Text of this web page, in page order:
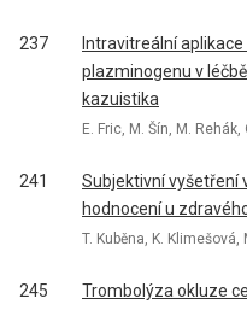
237
Intravitreální
plazminogenu v
kazuistika
E. Fric, M. Šín, M.
241
Subjektivní vyšetření
hodnocení u
T. Kuběna, K. Klimešová,
245 Trombolýza okluze